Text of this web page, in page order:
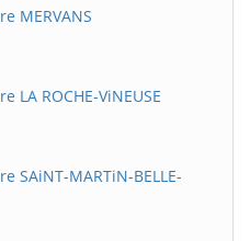
MERVANS
ROCHE-ViNEUSE
SAiNT-MARTiN-BELLE-